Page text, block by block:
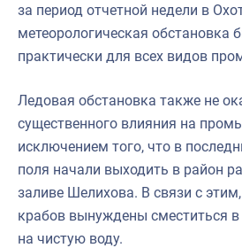
за период отчетной недели в
метеорологическая обстановка
практически для всех видов
Ледовая обстановка также не
существенного влияния на
исключением того, что в
поля начали выходить в район
заливе Шелихова. В связи с
крабов вынуждены сместиться
на чистую воду.